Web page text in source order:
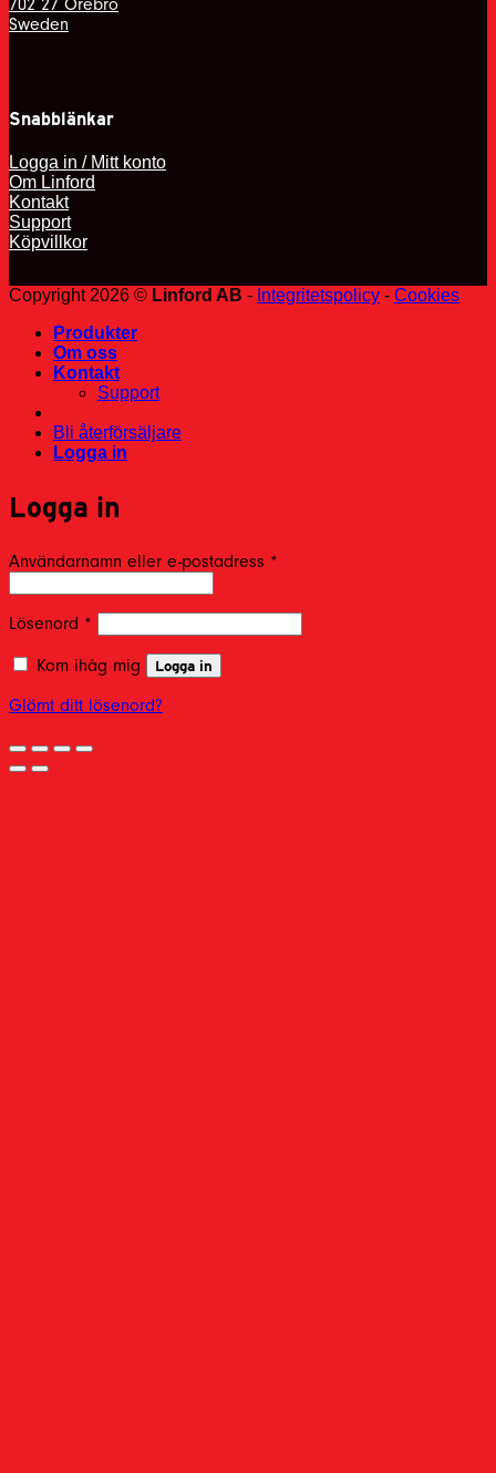
702 27 Örebro
Sweden
Snabblänkar
Logga in / Mitt konto
Om Linford
Kontakt
Support
Köpvillkor
Copyright 2026 © Linford AB - Integritetspolicy - Cookies
Produkter
Om oss
Kontakt
Support
Bli återförsäljare
Logga in
Logga in
Användarnamn eller e-postadress *
Lösenord *
Kom ihåg mig Logga in
Glömt ditt lösenord?